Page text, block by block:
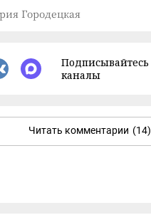
Городецкая
каналы
Читать комментарии (14)